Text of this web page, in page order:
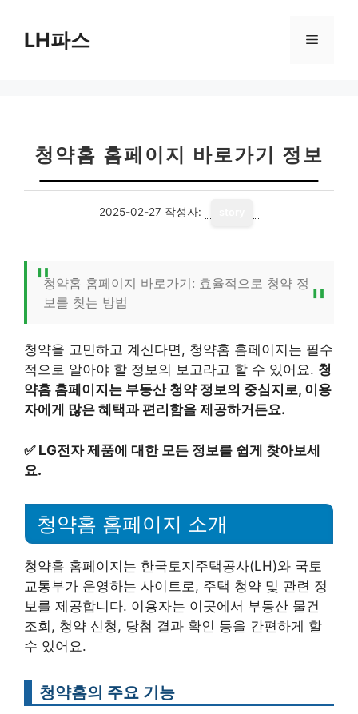
LH파스 메
청약홈 홈페이지 바로가기 정보
2025-02-27 작성자:
청약홈 홈페이지 바로가기: 효율적으로 청약 정
보를 찾는 방법
청약을 고민하고 계신다면, 청약홈 홈페이지는 필수
적으로 알아야 할 정보의 보고라고 할 수 있어요. 청
약홈 홈페이지는 부동산 청약 정보의 중심지로, 이용
자에게 많은 혜택과 편리함을 제공하거든요.
✅ LG전자 제품에 대한 모든 정보를 쉽게 찾아보세
요.
청약홈 홈페이지 소개
청약홈 홈페이지는 한국토지주택공사(LH)와 국토
교통부가 운영하는 사이트로, 주택 청약 및 관련 정
보를 제공합니다. 이용자는 이곳에서 부동산 물건
조회, 청약 신청, 당첨 결과 확인 등을 간편하게 할
수 있어요.
청약홈의 주요 기능